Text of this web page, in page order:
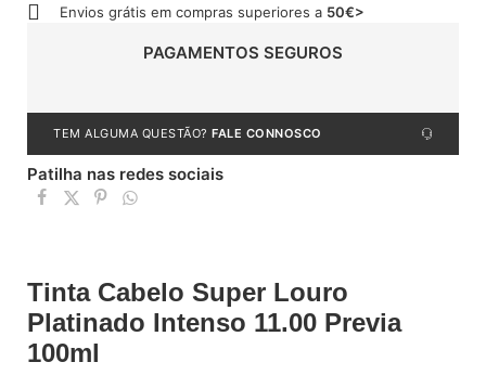
Envios grátis em compras superiores a 50€>
PAGAMENTOS SEGUROS
TEM ALGUMA QUESTÃO? FALE CONNOSCO
Patilha nas redes sociais
Tinta Cabelo Super Louro
Platinado Intenso 11.00 Previa
100ml